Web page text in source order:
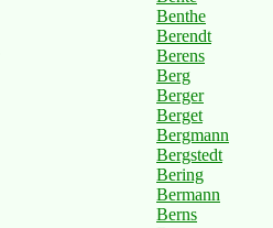
Benthe
Berendt
Berens
Berg
Berger
Berget
Bergmann
Bergstedt
Bering
Bermann
Berns